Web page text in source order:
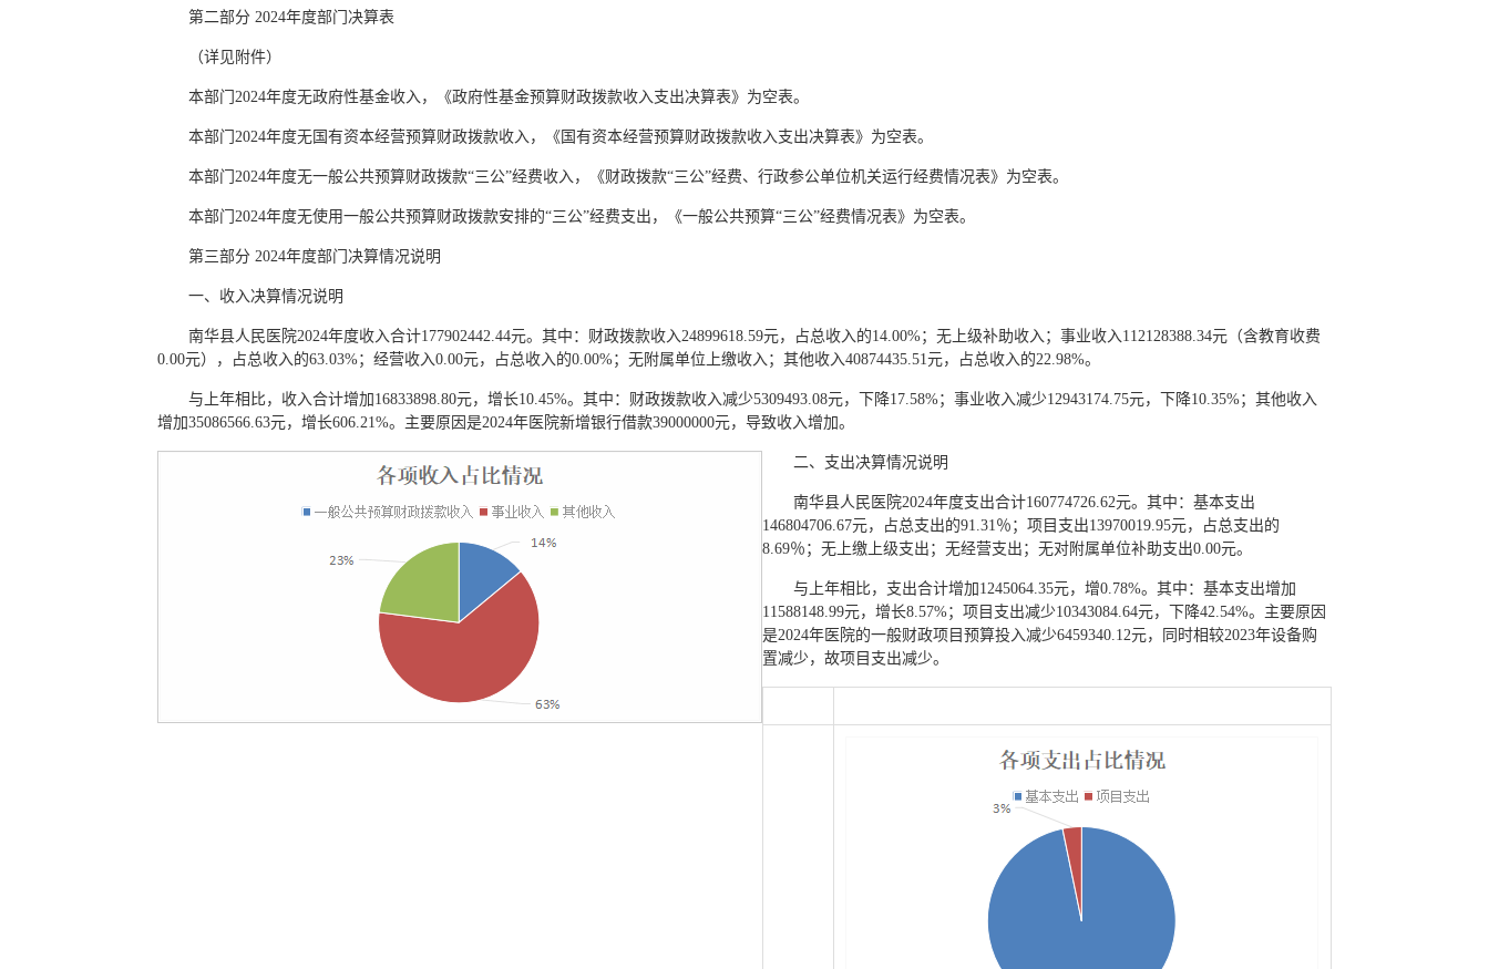
第二部分 2024年度部门决算表
（详见附件）
本部门2024年度无政府性基金收入，《政府性基金预算财政拨款收入支出决算表》为空表。
本部门2024年度无国有资本经营预算财政拨款收入，《国有资本经营预算财政拨款收入支出决算表》为空表。
本部门2024年度无一般公共预算财政拨款“三公”经费收入，《财政拨款“三公”经费、行政参公单位机关运行经费情况表》为空表。
本部门2024年度无使用一般公共预算财政拨款安排的“三公”经费支出，《一般公共预算“三公”经费情况表》为空表。
第三部分 2024年度部门决算情况说明
一、收入决算情况说明
南华县人民医院2024年度收入合计177902442.44元。其中：财政拨款收入24899618.59元，占总收入的14.00%；无上级补助收入；事业收入112128388.34元（含教育收费
0.00元），占总收入的63.03%；经营收入0.00元，占总收入的0.00%；无附属单位上缴收入；其他收入40874435.51元，占总收入的22.98%。
与上年相比，收入合计增加16833898.80元，增长10.45%。其中：财政拨款收入减少5309493.08元，下降17.58%；事业收入减少12943174.75元，下降10.35%；其他收入
增加35086566.63元，增长606.21%。主要原因是2024年医院新增银行借款39000000元，导致收入增加。
二、支出决算情况说明
南华县人民医院2024年度支出合计160774726.62元。其中：基本支出
146804706.67元，占总支出的91.31％；项目支出13970019.95元，占总支出的
8.69％；无上缴上级支出；无经营支出；无对附属单位补助支出0.00元。
与上年相比，支出合计增加1245064.35元，增0.78%。其中：基本支出增加
11588148.99元，增长8.57%；项目支出减少10343084.64元，下降42.54%。主要原因
是2024年医院的一般财政项目预算投入减少6459340.12元，同时相较2023年设备购
置减少，故项目支出减少。